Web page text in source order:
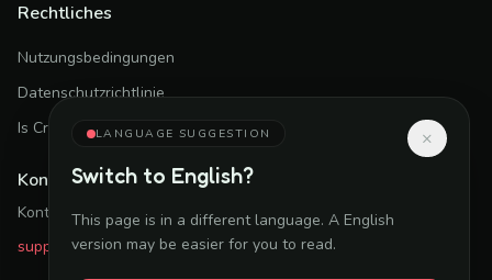
LANGUAGE SUGGESTION
Switch to English?
×
This page is in a different language. A English
version may be easier for you to read.
Rechtliches
Nutzungsbedingungen
Datenschutzrichtlinie
Is CreepyLink Safe?
Kontakt
Kontaktseite
support@creepylink.online